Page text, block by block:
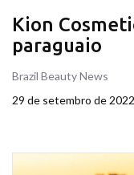
Kion
paraguaio
Brazil Beauty News
29 de setembro de 2022